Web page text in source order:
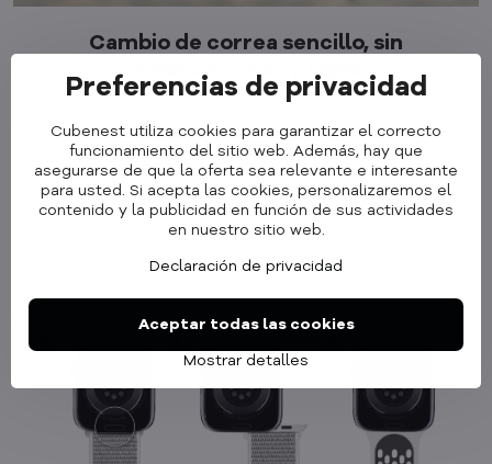
Cambio de correa sencillo, sin
complicaciones y rápido
gusto y desde la comodidad de su hogar. El cambio es muy
rápido y cualquier persona puede hacerlo.
1. Presione el botón en el borde del reloj para liberar la correa
actual.
3. Inserte la nueva correa Cubenest en el orificio y ajústela a
Preferencias de privacidad
Cubenest utiliza cookies para garantizar el correcto
funcionamiento del sitio web. Además, hay que
asegurarse de que la oferta sea relevante e interesante
para usted. Si acepta las cookies, personalizaremos el
contenido y la publicidad en función de sus actividades
en nuestro sitio web.
Declaración de privacidad
Mostrar detalles
Aceptar todas las cookies